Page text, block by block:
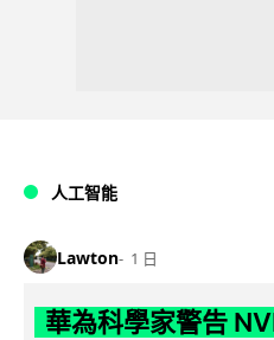
人工智能
Lawton 1 日
華為科學家警告